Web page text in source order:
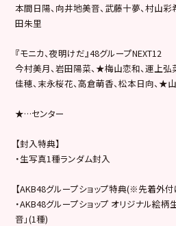
本間日陽、向井地美音、武藤十夢、村山
田朱里
『モニカ、夜明けだ』48グループNEXT12
今村美月、岩田陽菜、★梅山恋和、運上弘
佳穂、末永桜花、高倉萌香、松本日向、★
★…センター
【封入特典】
・生写真1種ランダム封入
【AKB48グループショップ特典(※先着外付
・AKB48グループショップ オリジナル絵
音」(1種)